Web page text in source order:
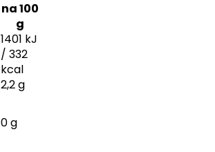
na 100
g
1401 kJ
/ 332
kcal
2,2 g
0 g